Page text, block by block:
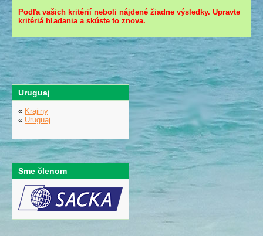
Podľa vašich kritérií neboli nájdené žiadne výsledky. Upravte
kritériá hľadania a skúste to znova.
Uruguaj
« Krajiny
« Uruguaj
Sme členom